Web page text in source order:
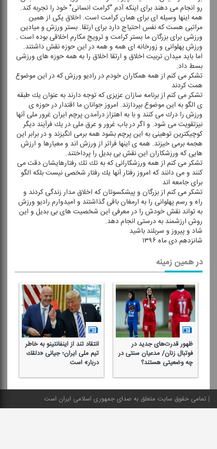
رو انجام می دهند برای اینكه آدم "كرامت انسانی" خود را تجربه كند.
همه اینها وسیله ای برای همان كرامت است. اخلاق یكی از همین
مراتبی هست كه نفس احتیاج دارد برای ارتقا. بستر ورزش و میادین
ورزشی برای بزرگان ما بستر كرامت و ترویج مكارم اخلاقی بوده است .
ورزش پهلوانی و زورخانه ای همه و همه در این حوزه نقش داشتند.
اما باید میدان تربیت اخلاق و ارتقا اخلاق را به همه حوزه های ورزشی
بسط داد.
تشكر می كنم از همه همكاران خودم در رادیو ورزش كه در این موضوع
همت كردند
تشكر می كنم از برنامه سازان عزیزی كه توجه دارند به عنوان یك طبقه
ی الگو به این موضوع بپردازند. امروز جوانان ما اقتدار در حوزه ی
ورزش را درك می كنند و با به اهتزاز درآمدن پرچم ایران غرور ملی آنها
نیزتقویت می شود. و اگر در باب غرور و عرق ملی در یك فرآیند دیگر
كوچیكترین توهینی به این پرچم بشود همه برمی انگیزند و در برابر این
هجمه برمی خیزند. همه ی اینها فراتر از ورزش اند و معیارها و ارزش
هایی كه ورزشكاران این نقش بی بدیل را پرداختند.
تشكر می كنم از همه ورزشكارانی كه به تك تك رفتارهایشان دقت می
كنند و می دانند كه امروز رفتار آنها یك رفتار شخصی نیست بلكه الگو
برای جامعه اند
تشكر می كنم از بزرگان و پیشكسوتان كه اخلاق مدار زندگی كردند و
راه و رسم پهلوانی را به ارمغان باقی گذاشتند و امیدوارم رادیو ورزش
به تواند نقش خودش را در معرفی این شخصیت های بی بدیل و این
روش ارزشمند به درستی انجام دهد.
شاد و پیروز و سربلند باشید
شانزدهم دی ماه ۱۳۹۶
در همین زمینه
ظهور قدرت‌های جدید در
فوتبال زنان/ مدعیان سنتی در
چه وضعیتی هستند؟
انتقاد تند از اینفانتینو به خاطر
تیم ملی ایران؛ جیانی «دلقك
دربار» است
تمامی حقوق سایت متعلق به صدای جمهوری اسلامی ایران است